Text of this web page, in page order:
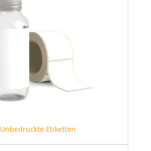
Unbedruckte Etiketten